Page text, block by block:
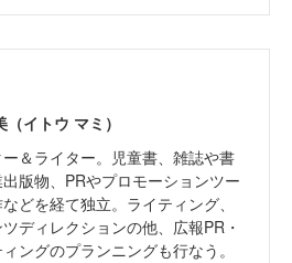
イトウ マミ）
＆ライター。児童書、雑誌や書
版物、PRやプロモーションツー
どを経て独立。ライティング、
ディレクションの他、広報PR・
ングのプランニングも行なう。